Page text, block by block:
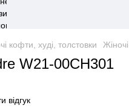
кофти, худі, толстовки
W21-00CH301
відгук